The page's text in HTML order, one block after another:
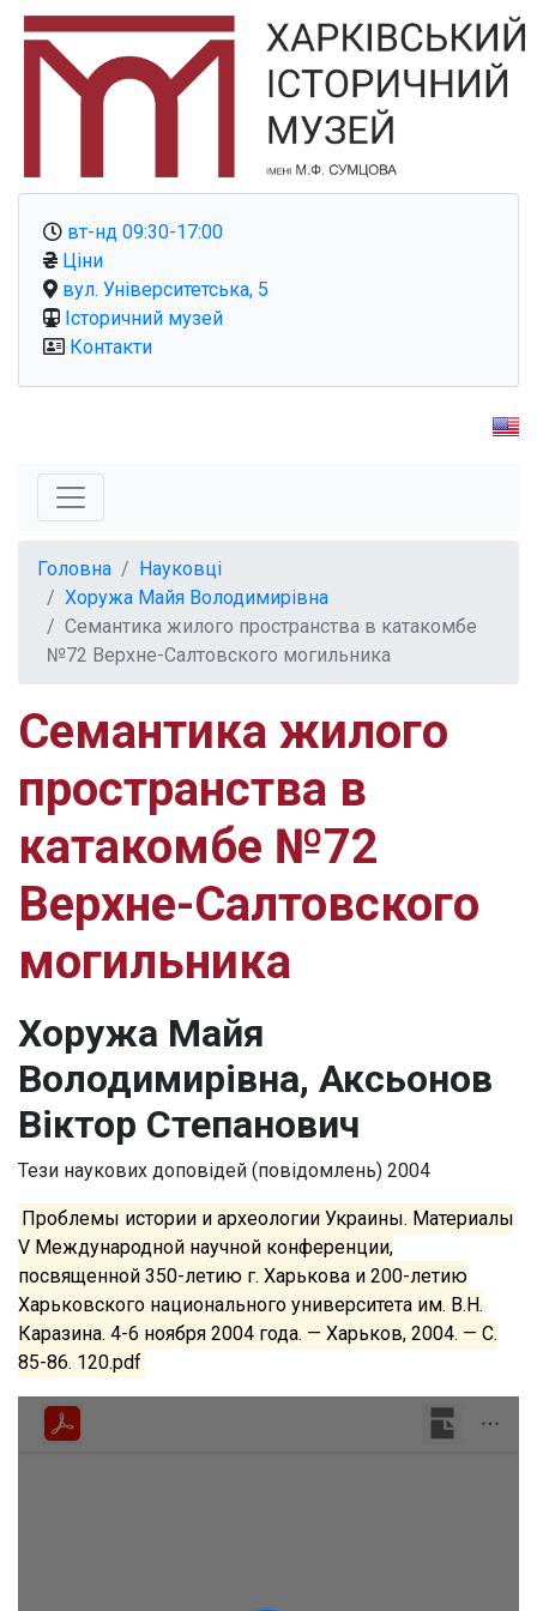
вт-нд 09:30-17:00
Ціни
вул. Університетська, 5
Історичний музей
Контакти
Головна
Науковці
Хоружа Майя Володимирівна
Семантика жилого пространства в катакомбе
№72 Верхне-Салтовского могильника
Семантика жилого
пространства в
катакомбе №72
Верхне-Салтовского
могильника
Хоружа Майя
Володимирівна, Аксьонов
Віктор Степанович
Тези наукових доповідей (повідомлень) 2004
Проблемы истории и археологии Украины. Материалы
V Международной научной конференции,
посвященной 350-летию г. Харькова и 200-летию
Харьковского национального университета им. В.Н.
Каразина. 4-6 ноября 2004 года. — Харьков, 2004. — С.
85-86. 120.pdf